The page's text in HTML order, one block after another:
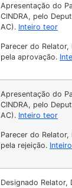
Apresentação do
CINDRA, pelo
AC). Inteiro teor
Parecer do Relator,
pela aprovação.
Apresentação do
CINDRA, pelo
AC). Inteiro teor
Parecer do Relator,
pela rejeição.
Designado Relator,